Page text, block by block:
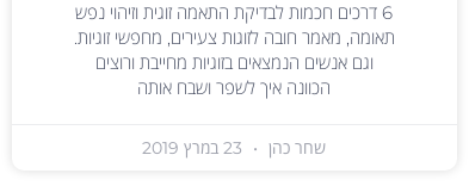
6 דרכים חכמות לבדיקת התאמה זוגית וזיהוי נפש
תאומה, מאמר חובה לזוגות צעירים, מחפשי זוגיות.
וגם אנשים הנמצאים בזוגיות מחייבת ורוצים
הכוונה איך לשפר ושבח אותה
שחר כהן